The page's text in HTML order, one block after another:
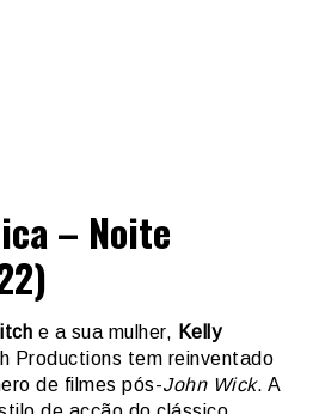
– Noite
e a sua mulher, Kelly
Productions tem reinventado
de filmes pós-John Wick. A